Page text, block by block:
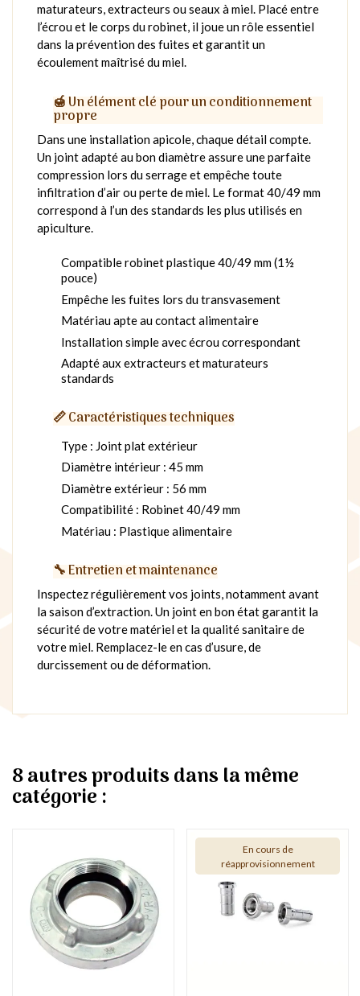
maturateurs, extracteurs ou seaux à miel. Placé entre
l’écrou et le corps du robinet, il joue un rôle essentiel
dans la prévention des fuites et garantit un
écoulement maîtrisé du miel.
🍯 Un élément clé pour un conditionnement
propre
Dans une installation apicole, chaque détail compte.
Un joint adapté au bon diamètre assure une parfaite
compression lors du serrage et empêche toute
infiltration d’air ou perte de miel. Le format 40/49 mm
correspond à l’un des standards les plus utilisés en
apiculture.
Compatible robinet plastique 40/49 mm (1½
pouce)
Empêche les fuites lors du transvasement
Matériau apte au contact alimentaire
Installation simple avec écrou correspondant
Adapté aux extracteurs et maturateurs
standards
📏 Caractéristiques techniques
Type : Joint plat extérieur
Diamètre intérieur : 45 mm
Diamètre extérieur : 56 mm
Compatibilité : Robinet 40/49 mm
Matériau : Plastique alimentaire
🔧 Entretien et maintenance
Inspectez régulièrement vos joints, notamment avant
la saison d’extraction. Un joint en bon état garantit la
sécurité de votre matériel et la qualité sanitaire de
votre miel. Remplacez-le en cas d’usure, de
durcissement ou de déformation.
8 autres produits dans la même
catégorie :
En cours de
réapprovisionnement